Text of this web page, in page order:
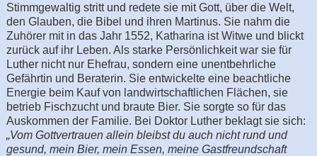
Stimmgewaltig stritt und redete sie mit Gott, über die Welt,
den Glauben, die Bibel und ihren Martinus. Sie nahm die
Zuhörer mit in das Jahr 1552, Katharina ist Witwe und blickt
zurück auf ihr Leben. Als starke Persönlichkeit war sie für
Luther nicht nur Ehefrau, sondern eine unentbehrliche
Gefährtin und Beraterin. Sie entwickelte eine beachtliche
Energie beim Kauf von landwirtschaftlichen Flächen, sie
betrieb Fischzucht und braute Bier. Sie sorgte so für das
Auskommen der Familie. Bei Doktor Luther beklagt sie sich:
„Vom Gottvertrauen allein bleibst du auch nicht rund und
gesund, mein Bier, mein Essen, meine Gastfreundschaft